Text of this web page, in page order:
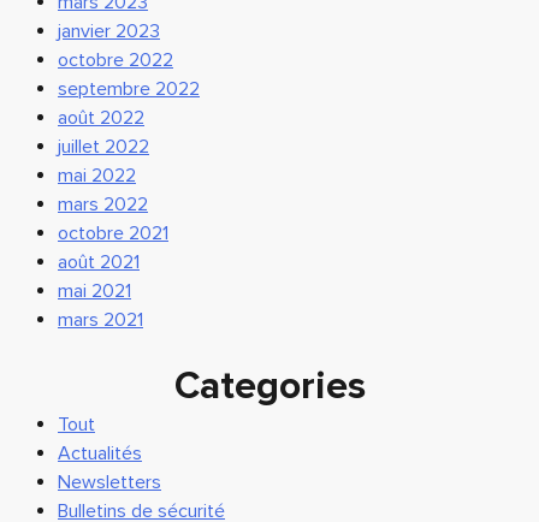
janvier 2023
octobre 2022
septembre 2022
août 2022
juillet 2022
mai 2022
mars 2022
octobre 2021
août 2021
mai 2021
mars 2021
Categories
Tout
Actualités
Newsletters
Bulletins de sécurité